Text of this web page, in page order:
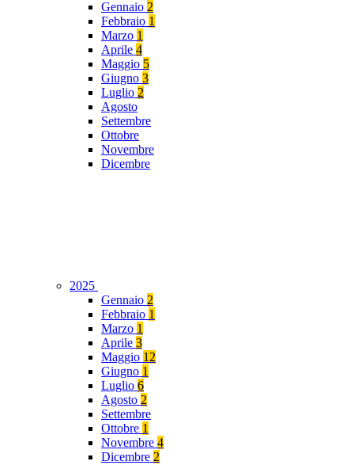
Gennaio 2
Febbraio 1
Marzo 1
Aprile 4
Maggio 5
Giugno 3
Luglio 2
Agosto
Settembre
Ottobre
Novembre
Dicembre
2025
Gennaio 2
Febbraio 1
Marzo 1
Aprile 3
Maggio 12
Giugno 1
Luglio 6
Agosto 2
Settembre
Ottobre 1
Novembre 4
Dicembre 2